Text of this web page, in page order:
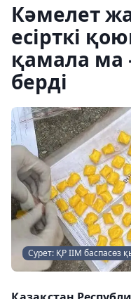
Кәмелет
есірткі
қамала ма
берді
Сурет: ҚР ІІМ баспасөз